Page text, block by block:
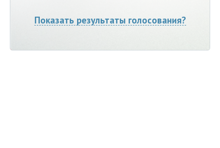
Показать результаты голосования?